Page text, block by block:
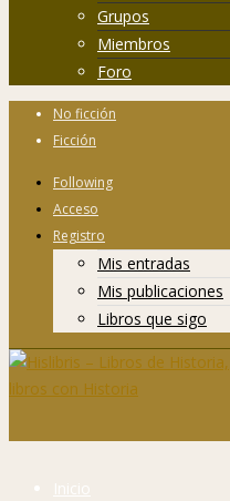
Grupos
Miembros
Foro
No ficción
Ficción
Following
Acceso
Registro
Mis entradas
Mis publicaciones
Libros que sigo
Inicio